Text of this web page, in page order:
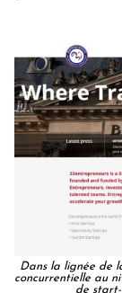
Dans la lignée de
concurrentielle au
de